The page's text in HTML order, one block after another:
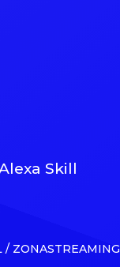
Rivera exige,
Skill
/ ZONASTREAMING